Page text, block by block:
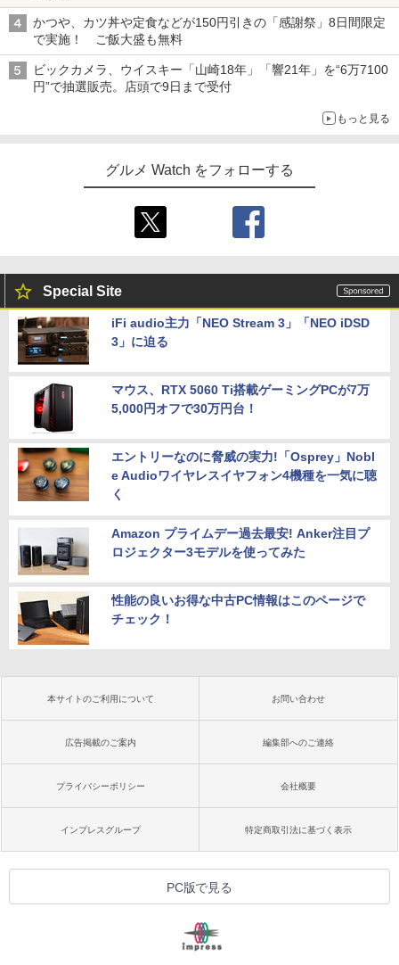
かつや、カツ丼や定食などが150円引きの「感謝祭」8日間限定
で実施！ ご飯大盛も無料
ビックカメラ、ウイスキー「山崎18年」「響21年」を“6万7100
円”で抽選販売。店頭で9日まで受付
もっと見る
グルメ Watch をフォローする
Special Site
iFi audio主力「NEO Stream 3」「NEO iDSD
3」に迫る
マウス、RTX 5060 Ti搭載ゲーミングPCが7万
5,000円オフで30万円台！
エントリーなのに脅威の実力!「Osprey」Nobl
e Audioワイヤレスイヤフォン4機種を一気に聴
く
Amazon プライムデー過去最安! Anker注目プ
ロジェクター3モデルを使ってみた
性能の良いお得な中古PC情報はこのページで
チェック！
本サイトのご利用について お問い合わせ
広告掲載のご案内 編集部へのご連絡
プライバシーポリシー 会社概要
インプレスグループ 特定商取引法に基づく表示
PC版で見る